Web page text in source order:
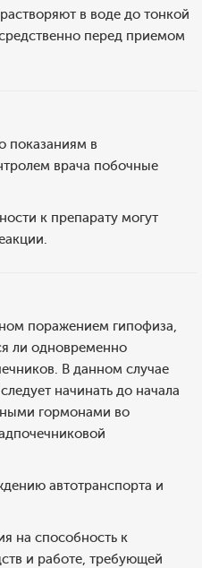
в воде до тонкой
перед приемом
показаниям в
врача побочные
к препарату могут
поражением гипофиза,
ли одновременно
В данном случае
начинать до начала
гормонами во
автотранспорта и
на способность к
и работе, требующей